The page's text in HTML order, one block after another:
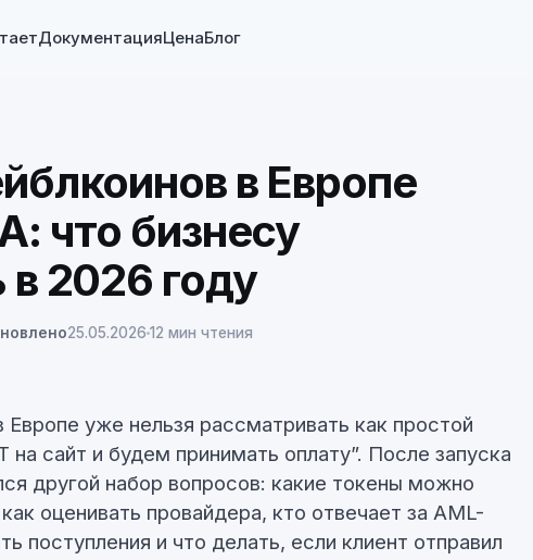
ДокументацияЦенаБлог
в Европе
что бизнесу
2026 году
25.05.2026 12 мин чтения
уже нельзя рассматривать как простой
на сайт и будем принимать оплату”. После запуска
другой набор вопросов: какие токены можно
оценивать провайдера, кто отвечает за AML-
поступления и что делать, если клиент отправил